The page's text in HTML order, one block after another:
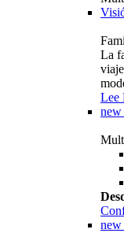
La
Lee
new
new